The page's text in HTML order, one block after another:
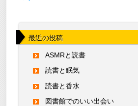
最近の投稿
ASMRと読書
読書と眠気
読書と香水
図書館でのいい出会い